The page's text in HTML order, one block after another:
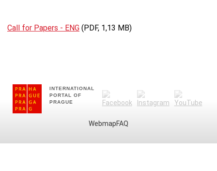
Call for Papers - ENG (PDF, 1,13 MB)
INTERNATIONAL
PORTAL OF
PRAGUE
WebmapFAQ